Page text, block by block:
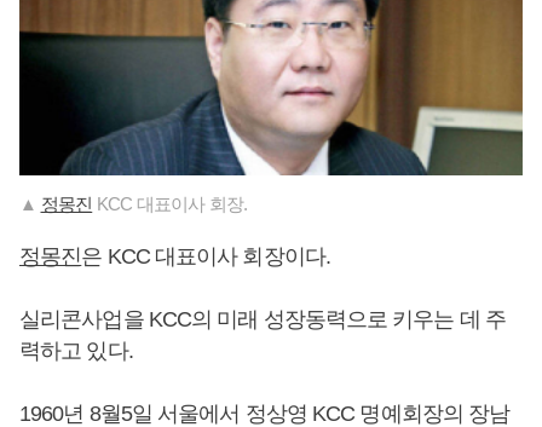
▲ 정몽진 KCC 대표이사 회장.
정몽진은 KCC 대표이사 회장이다.
실리콘사업을 KCC의 미래 성장동력으로 키우는 데 주
력하고 있다.
1960년 8월5일 서울에서 정상영 KCC 명예회장의 장남